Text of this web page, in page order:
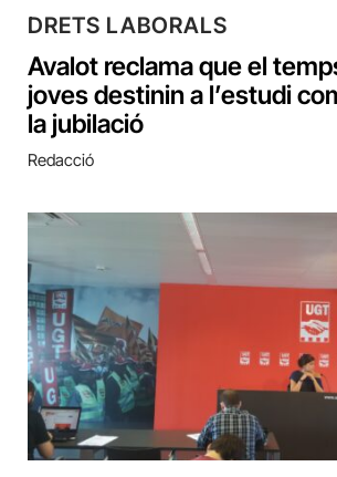
DRETS LABORALS
Avalot reclama que el
joves destinin a l’estudi
la jubilació
Redacció